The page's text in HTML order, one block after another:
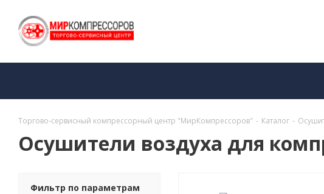
Торгово-сервисный компрессорный центр "МирКомпрессоров" - Каталог -
Осушители воздуха для
Фильтр по параметрам